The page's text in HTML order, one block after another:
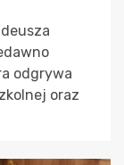
odgrywa
oraz